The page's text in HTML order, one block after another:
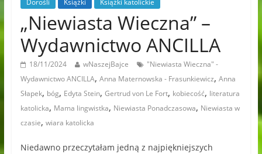
Dorośli Książki Książki katolickie
„Niewiasta Wieczna” –
Wydawnictwo ANCILLA
18/11/2024 wNaszejBajce
"Niewiasta Wieczna" -
Wydawnictwo ANCILLA, Anna Maternowska - Frasunkiewicz, Anna
Słapek, bóg, Edyta Stein, Gertrud von Le Fort, kobiecość, literatura
katolicka, Mama lingwistka, Niewiasta Ponadczasowa, Niewiasta w
czasie, wiara katolicka
Niedawno przeczytałam jedną z najpiękniejszych